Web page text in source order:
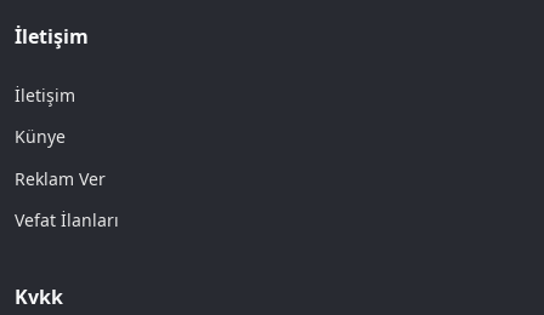
İletişim
İletişim
Künye
Reklam Ver
Vefat İlanları
Kvkk